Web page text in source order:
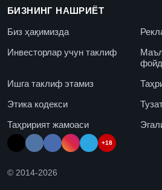
БИЗНИНГ НАШРИЁТ
Биз ҳақимизда
Инвесторлар учун таклиф
Ишга таклиф этамиз
Этика кодекси
Таҳририят жамоаси
+18
© 2014-2026